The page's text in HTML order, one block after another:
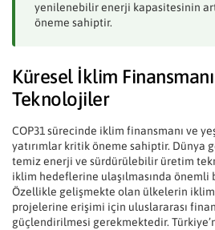
yenilenebilir enerji kapasitesinin
öneme sahiptir.
Küresel İklim
Teknolojiler
COP31 sürecinde iklim finansmanı ve
yatırımlar kritik öneme sahiptir. Dünya
temiz enerji ve sürdürülebilir üretim
iklim hedeflerine ulaşılmasında önemli
Özellikle gelişmekte olan ülkelerin
projelerine erişimi için uluslararası
güçlendirilmesi gerekmektedir.